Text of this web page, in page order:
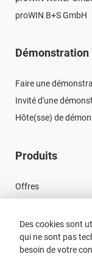
Des cookies sont
qui ne sont pas
besoin de votre
proWIN B+S GmbH
Démonstration
Faire une
Invité d'une
Hôte(sse) de
Produits
Offres
Contact